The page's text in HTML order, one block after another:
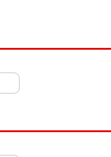
その他保管庫